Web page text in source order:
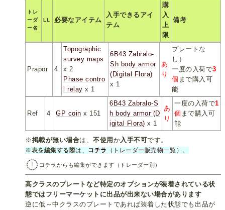
トレ
ーダ
ー名
LL 必要なアイテム
入手できるアイ
テム
購
入
上
限
備考
Prapor 4
Topographic
survey maps
x 2
Phase contro
l relay x 1
6B43 Zabralo-
Sh body armor
(Digital Flora)
x 1
あ
り
プレートな
し）
一度の入荷で3
個 まで購入可
能
Ref 4 GP coin x 151
6B43 Zabralo-S
h body armor (D
igital Flora) x 1
あ
り
一度の入荷で1
個 まで購入可
能
※ 掲載が無い場合は、不使用か入手不可です。
※表を編集する際は、 コチラ （トレーダー販売物一覧） 。
コチラからも編集ができます（トレーダー別）
高クラスのプレートなど特定のオプションが装着されている状
態ではフリーマーケットに出品が出来ない場合があります
逆に低～中クラスのプレートであれば装着した状態でも出品が